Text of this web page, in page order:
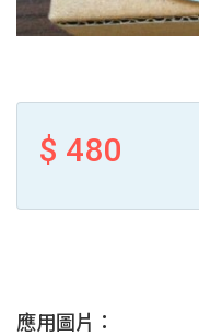
$ 480
應用圖片：